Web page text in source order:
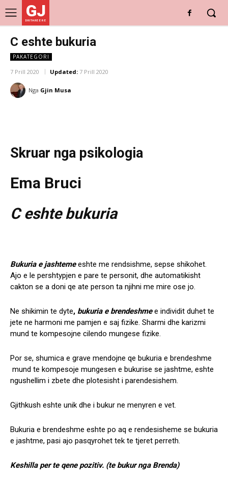
GJ
DRITARE E RE
C eshte bukuria
PAKATEGORI
7 Prill 2020 Updated: 7 Prill 2020
Nga Gjin Musa
Skruar nga psikologia
Ema Bruci
C eshte bukuria
Bukuria e jashtemeeshte me rendsishme, sepse shikohet.
Ajo e le pershtypjen e pare te personit, dhe automatikisht
cakton se a doni qe ate person ta njihni me mire ose jo.
Ne shikimin te dyte, bukuria e brendeshmee individit duhet te
jete ne harmoni me pamjen e saj fizike. Sharmi dhe karizmi
mund te kompesojne cilendo mungese fizike.
Por se, shumica e grave mendojne qe bukuria e brendeshme
mund te kompesoje mungesen e bukurise se jashtme, eshte
ngushellim i zbete dhe plotesisht i parendesishem.
Gjithkush eshte unik dhe i bukur ne menyren e vet.
Bukuria e brendeshme eshte po aq e rendesisheme se bukuria
e jashtme, pasi ajo pasqyrohet tek te tjeret perreth.
Keshilla per te qene pozitiv. (te bukur nga Brenda)